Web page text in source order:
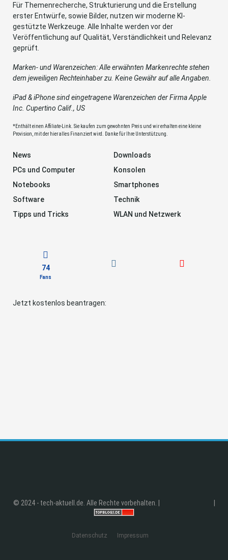
Für Themenrecherche, Strukturierung und die Erstellung
erster Entwürfe, sowie Bilder, nutzen wir moderne KI-
gestützte Werkzeuge. Alle Inhalte werden vor der
Veröffentlichung auf Qualität, Verständlichkeit und Relevanz
geprüft.
Marken- und Warenzeichen: Alle erwähnten Markenrechte stehen
dem jeweiligen Rechteinhaber zu. Keine Gewähr auf alle Angaben.
iPad & iPhone sind eingetragene Warenzeichen der Firma Apple
Inc. Cupertino Calif., US
*Enthält einen Affiliate-Link. Sie kaufen zum gewohnten Preis und wir erhalten eine kleine
Provision, mit der hier alles Finanziert wird. Danke für Ihre Unterstützung.
News
Downloads
PCs und Computer
Konsolen
Notebooks
Smartphones
Software
Technik
Tipps und Tricks
WLAN und Netzwerk
74
Fans
Jetzt kostenlos beantragen:
© 2024 - tech-aktuell.de. Alle Rechte vorbehalten. |
Datenschutz Impressum